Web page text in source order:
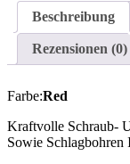
Beschreibung
Rezensionen (0)
Farbe:Red
Kraftvolle Schraub-
Sowie Schlagbohren